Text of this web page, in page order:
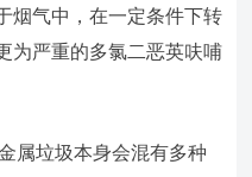
烟气中，在一定条件下转
为严重的多氯二恶英呋哺
属垃圾本身会混有多种